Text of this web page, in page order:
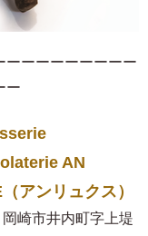
ーーーーーーーーー
ー
AN
アンリュクス）
崎市井内町字上堤